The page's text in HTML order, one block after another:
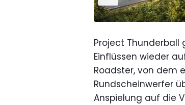
Project Thunderball
Einflüssen wieder
Roadster, von dem
Rundscheinwerfer
Anspielung auf die